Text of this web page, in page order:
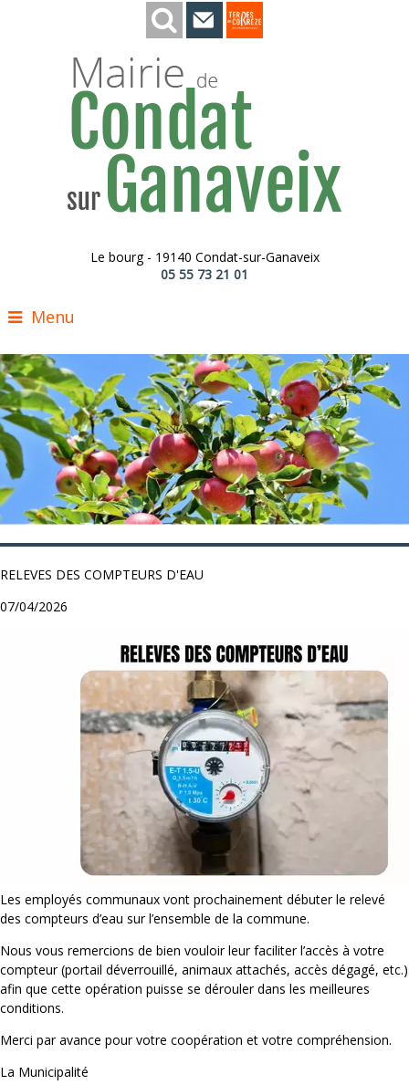
Le bourg - 19140 Condat-sur-Ganaveix
05 55 73 21 01
Menu
RELEVES DES COMPTEURS D'EAU
07/04/2026
Les employés communaux vont prochainement débuter le relevé
des compteurs d’eau sur l’ensemble de la commune.
Nous vous remercions de bien vouloir leur faciliter l’accès à votre
compteur (portail déverrouillé, animaux attachés, accès dégagé, etc.)
afin que cette opération puisse se dérouler dans les meilleures
conditions.
Merci par avance pour votre coopération et votre compréhension.
La Municipalité